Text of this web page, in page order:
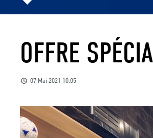
OFFRE
07 Mai 2021 10:05